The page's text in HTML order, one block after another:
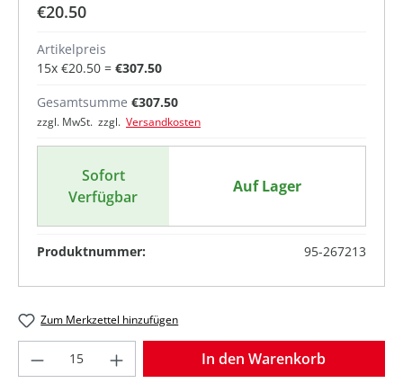
€20.50
Artikelpreis
15x €20.50 = €307.50
Gesamtsumme €307.50
zzgl. MwSt. zzgl. Versandkosten
Sofort
Verfügbar
Auf Lager
Produktnummer: 95-267213
Zum Merkzettel hinzufügen
Produkt Anzahl: Gib den gewünschten
In den Warenkorb